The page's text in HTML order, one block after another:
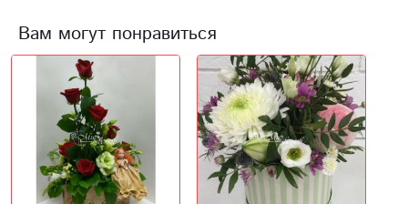
Вам могут понравиться